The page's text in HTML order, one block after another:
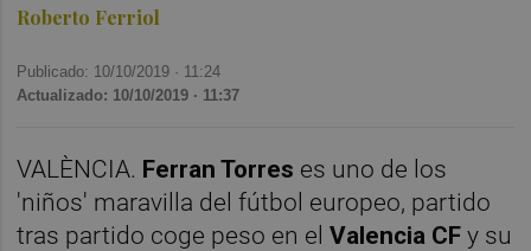
Roberto Ferriol
Publicado: 10/10/2019 · 11:24
Actualizado: 10/10/2019 · 11:37
VALÈNCIA. Ferran Torres es uno de los
'niños' maravilla del fútbol europeo, partido
tras partido coge peso en el Valencia CFy su